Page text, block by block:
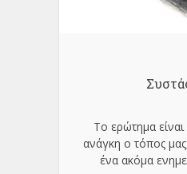
Το ερώτημα
ανάγκη ο τόπος
ένα ακόμα